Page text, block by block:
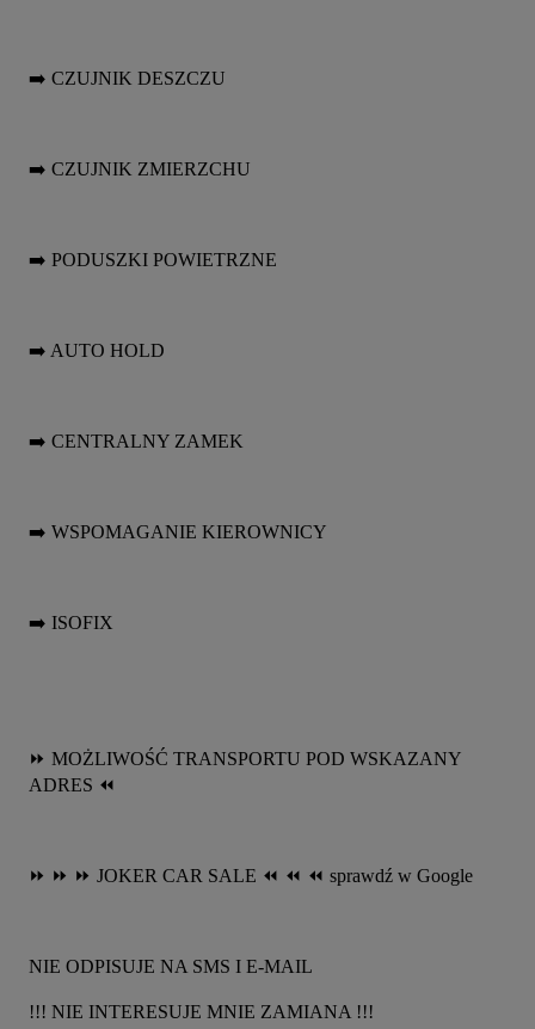
➡️ CZUJNIK DESZCZU
➡️ CZUJNIK ZMIERZCHU
➡️ PODUSZKI POWIETRZNE
➡️ AUTO HOLD
➡️ CENTRALNY ZAMEK
➡️ WSPOMAGANIE KIEROWNICY
➡️ ISOFIX
⏩️ MOŻLIWOŚĆ TRANSPORTU POD WSKAZANY
ADRES ⏪️
⏩️ ⏩️ ⏩️ JOKER CAR SALE ⏪️ ⏪️ ⏪️ sprawdź w Google
NIE ODPISUJE NA SMS I E-MAIL
!!! NIE INTERESUJE MNIE ZAMIANA !!!